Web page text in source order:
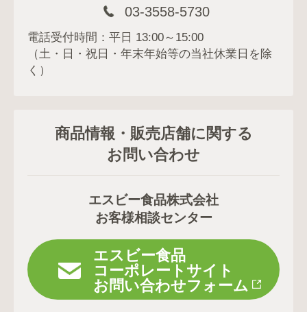
03-3558-5730
電話受付時間：平日 13:00～15:00
（土・日・祝日・年末年始等の当社休業日を除
く）
商品情報・販売店舗に関する
お問い合わせ
エスビー食品株式会社
お客様相談センター
エスビー食品
コーポレートサイト
お問い合わせフォーム